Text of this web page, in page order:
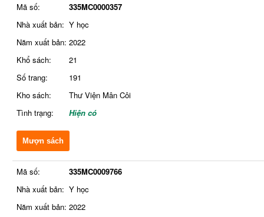
Mã số:
335MC0000357
Nhà xuất bản: Y học
Năm xuất bản: 2022
Khổ sách:
21
Số trang:
191
Kho sách:
Thư Viện Mân Côi
Tình trạng:
Hiện có
Mượn sách
Mã số:
335MC0009766
Nhà xuất bản: Y học
Năm xuất bản: 2022